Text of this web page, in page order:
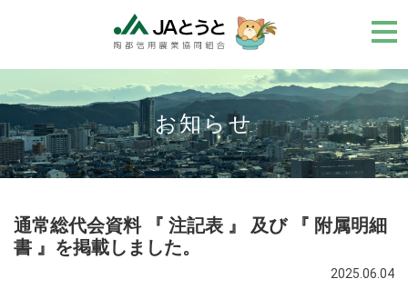
メ
ニ
お知らせ
通常総代会資料 『 注記表 』 及び 『 附属明細
書 』を掲載しました。
2025.06.04